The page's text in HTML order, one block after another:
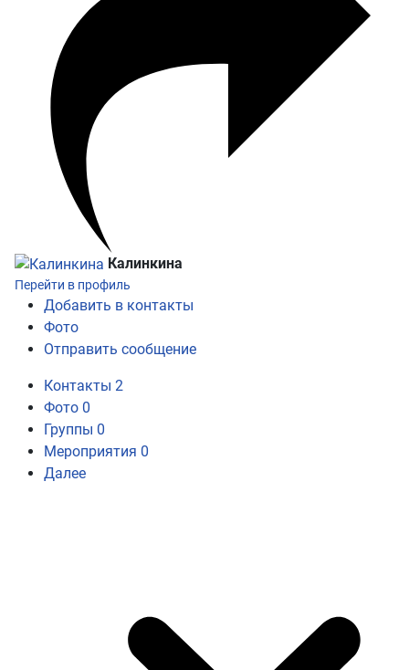
Калинкина
Перейти в профиль
Добавить в контакты
Фото
Отправить сообщение
Контакты 2
Фото 0
Группы 0
Мероприятия 0
Далее